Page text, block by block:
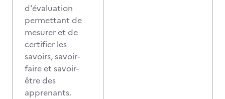
d'évaluation
permettant de
mesurer et de
certifier les
savoirs, savoir-
faire et savoir-
être des
apprenants.